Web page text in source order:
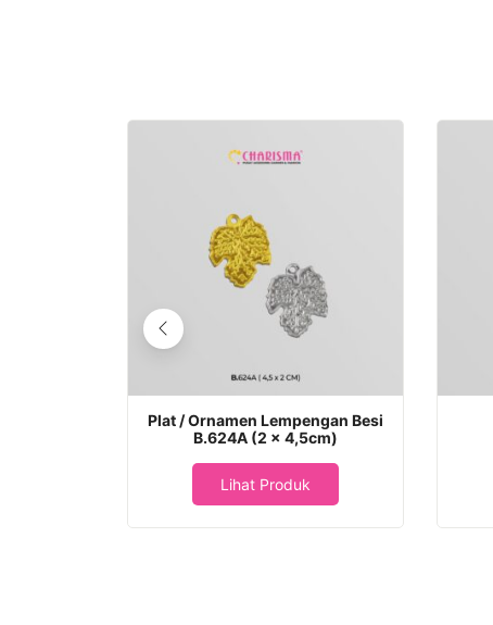
Plat / Ornamen Lempengan Besi
B.624A (2 x 4,5cm)
Lihat Produk